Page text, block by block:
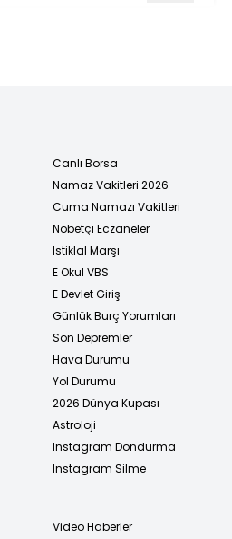
Canlı Borsa
Namaz Vakitleri 2026
Cuma Namazı Vakitleri
Nöbetçi Eczaneler
İstiklal Marşı
E Okul VBS
E Devlet Giriş
Günlük Burç Yorumları
Son Depremler
Hava Durumu
Yol Durumu
2026 Dünya Kupası
Astroloji
Instagram Dondurma
Instagram Silme
Video Haberler